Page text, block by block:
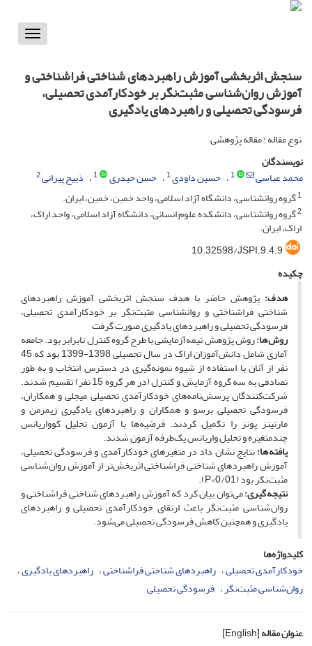
Toggle
سنجش اثربخشی آموزش راهبردهای شناختی فراشناختی و
آموزش روان‌شناسی مثبت‌نگر بر خودکارآمدی تحصیلی،
فرسودگی تحصیلی و راهبردهای یادگیری
نوع مقاله : مقاله پژوهشی
نویسندگان
محمد عباسی
1 حسین داودی1 حسن حیدری 1 ذبیح پیرانی2
1گروه روانشناسی، دانشگاه آزاد اسلامی، واحد خمین، خمین، ایران.
2گروه روانشناسی، دانشکده علوم انسانی، دانشگاه آزاد اسلامی، واحد اراک،
اراک، ایران.
10.32598/JSPI.9.4.9
چکیده
هدف: پژوهش حاضر با هدف سنجش اثربخشی آموزش راهبردهای
شناختی فراشناختی و روانشناسی مثبت‌نگر بر خودکارآمدی تحصیلی،
فرسودگی تحصیلی و راهبردهای یادگیری صورت گرفت
روش ها:روش پژوهش نیمه‌آزمایشی با طرح گروه کنترل نابرابر بود. جامعه
آماری شامل دانش‌آموزان اراک در سال تحصیلی 1398-1399 بود که 45
نفر از آنان با استفاده از شیوه نمونه‌گیری در دسترس انتخاب و به طور
تصادفی به سه گروه آزمایش و کنترل (در هر گروه 15 نفر) تقسیم شدند.
شرکت‌کنندگان پرسش‌نامه‌های خودکارآمدی تحصیلی میجلی و همکاران،
فرسودگی تحصیلی برسو و همکاران و راهبردهای یادگیری زیمرمن و
مارتینز پونز را تکمیل کردند. فرضیه‌ها با آزمون تحلیل کوواریانس
چندمتغیره و تحلیل واریانس یک‌طرفه آزمون شدند.
یافته ها:نتایج نشان داد در متغیرهای خودکارآمدی و فرسودگی تحصیلی،
آموزش راهبردهای شناختی فراشناختی اثربخش‌تر از آموزش روان‌شناسی
مثبت‌نگر بود (0/01>P).
نتیجه گیری:می‌توان بیان کرد که آموزش راهبردهای شناختی فراشناختی و
روان‌شناسی مثبت‌نگر باعث ارتقای خودکارآمدی تحصیلی و راهبردهای
یادگیری و همچنین کاهش فرسودگی تحصیلی می‌شود.
کلیدواژه‌ها
خودکارآمدی تحصیلی راهبردهای شناختی فراشناختی راهبردهای یادگیری
روان‌شناسی مثبت‌نگر فرسودگی تحصیلی
عنوان مقاله[English]